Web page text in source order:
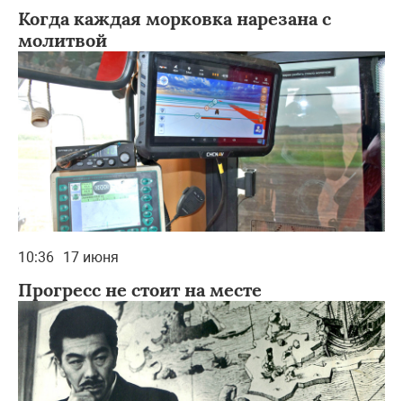
Когда каждая морковка нарезана с
молитвой
10:36 17 июня
Прогресс не стоит на месте